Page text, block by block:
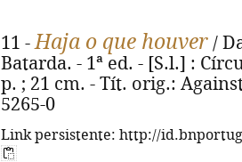
11 -Haja o que houver /
Batarda. - 1ª ed. - [S.l.] :
p. ; 21 cm. - Tít. orig.:
5265-0
Link persistente: http://